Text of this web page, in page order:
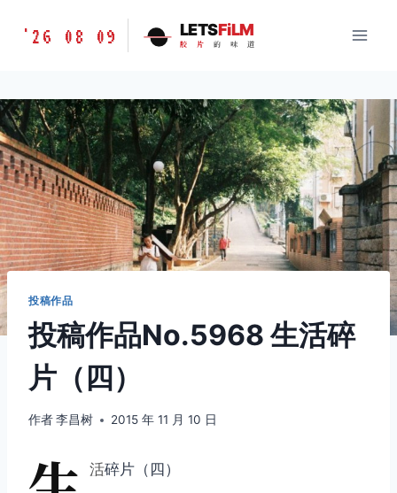
胶
味
道
LETSFILM
'26 08 09 LETSFiLM
胶 片 的 味 道
投稿作品
投稿作品No.5968 生活碎
片（四）
作者李昌树 2015 年 11 月 10 日
活碎片（四）